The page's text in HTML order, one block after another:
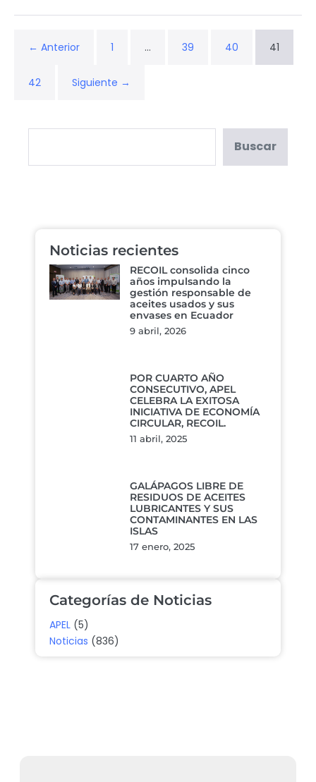
← Anterior 1 … 39 40 41
42 Siguiente →
Buscar
Noticias recientes
RECOIL consolida cinco
años impulsando la
gestión responsable de
aceites usados y sus
envases en Ecuador
9 abril, 2026
POR CUARTO AÑO
CONSECUTIVO, APEL
CELEBRA LA EXITOSA
INICIATIVA DE ECONOMÍA
CIRCULAR, RECOIL.
11 abril, 2025
GALÁPAGOS LIBRE DE
RESIDUOS DE ACEITES
LUBRICANTES Y SUS
CONTAMINANTES EN LAS
ISLAS
17 enero, 2025
Categorías de Noticias
APEL (5)
Noticias (836)